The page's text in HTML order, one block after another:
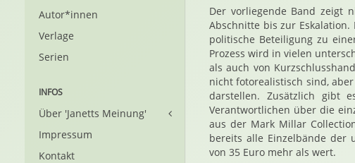
Der vorliegende Band zeigt
Abschnitte bis zur
politische Beteiligung zu
Prozess wird in vielen
als auch von
nicht fotorealistisch sind,
darstellen. Zusätzlich gibt
Verantwortlichen über die
aus der Mark Millar
bereits alle Einzelbände der
von 35 Euro mehr als wert.
Autor*innen
Verlage
Serien
INFOS
Über 'Janetts Meinung'
Impressum
Kontakt